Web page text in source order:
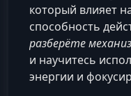
который влияет
способность
разберёте
и научитесь
энергии и